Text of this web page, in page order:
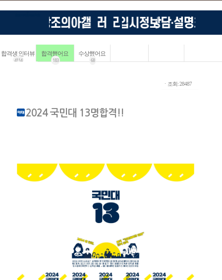
합격생 인터뷰
4114
합격했어요
183
수상했어요
68
ㆍ조회: 28487
2024 국민대 13명합격!!